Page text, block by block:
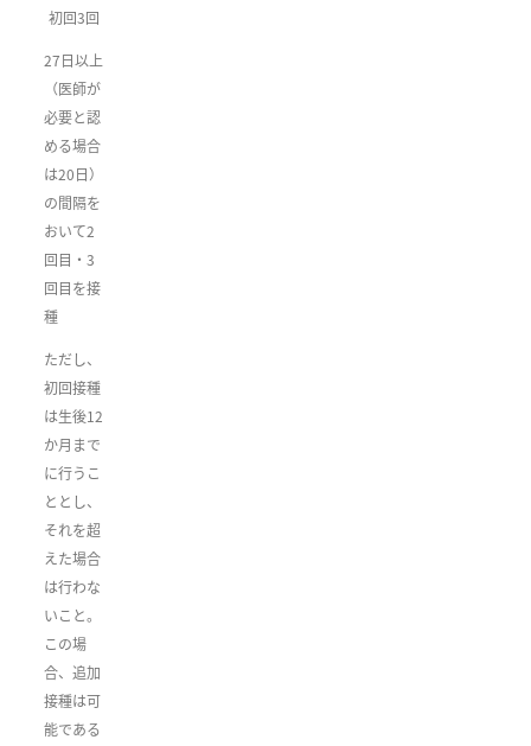
初回3回
27日以上
（医師が
必要と認
める場合
は20日）
の間隔を
おいて2
回目・3
回目を接
種
ただし、
初回接種
は生後12
か月まで
に行うこ
ととし、
それを超
えた場合
は行わな
いこと。
この場
合、追加
接種は可
能である